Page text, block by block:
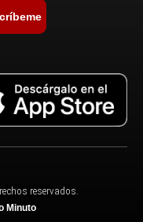
reservados.
Minuto